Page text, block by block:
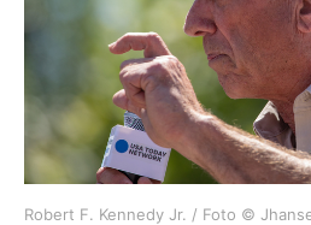
Robert F. Kennedy Jr. / Foto ©